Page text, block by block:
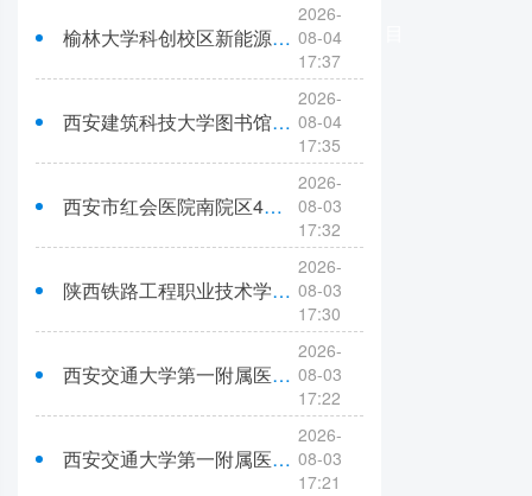
榆林大学科创校区新能源学生公寓床补充采购项目中标（成交）结果公告
2026-
08-04
17:37
西安建筑科技大学图书馆2027-2029年中文纸本期刊订购配送服务项目中标（成交）结果公告
2026-
08-04
17:35
西安市红会医院南院区4号楼病房加固改造提升项目可行性研究报告编制中标（成交）结果公告
2026-
08-03
17:32
陕西铁路工程职业技术学院2026年Al数字人课程制作项目中标（成交）结果公告
2026-
08-03
17:30
西安交通大学第一附属医院榆林医院医用耗材采购项目-消毒供应卫生用品-包装材料类遴选（三次）（合同包3）院级磋商结果公告
2026-
08-03
17:22
西安交通大学第一附属医院榆林医院医用耗材采购项目-消毒供应卫生用品-清洗消毒监测类遴选（三次）（合同包5、10）院级磋商结果公告
2026-
08-03
17:21